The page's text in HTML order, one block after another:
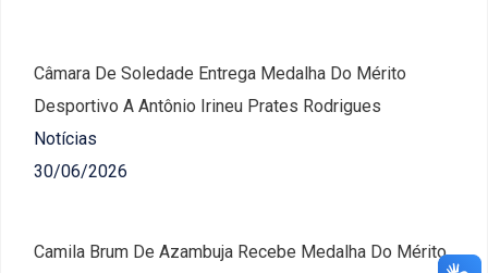
Câmara De Soledade Entrega Medalha Do Mérito
Desportivo A Antônio Irineu Prates Rodrigues
Notícias
30/06/2026
Camila Brum De Azambuja Recebe Medalha Do Mérito